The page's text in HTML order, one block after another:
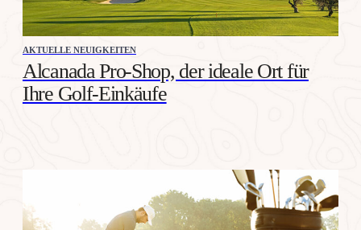
AKTUELLE NEUIGKEITEN
Alcanada Pro-Shop, der ideale Ort für
Ihre Golf-Einkäufe